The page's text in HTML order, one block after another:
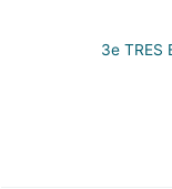
3e TRES